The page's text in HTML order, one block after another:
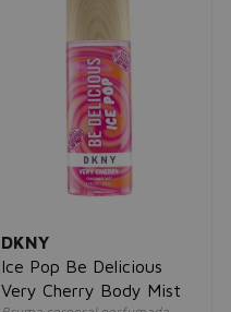
DKNY
Ice Pop Be Delicious
Very Cherry Body Mist